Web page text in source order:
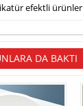
efektli ürünler
DA BAKTI